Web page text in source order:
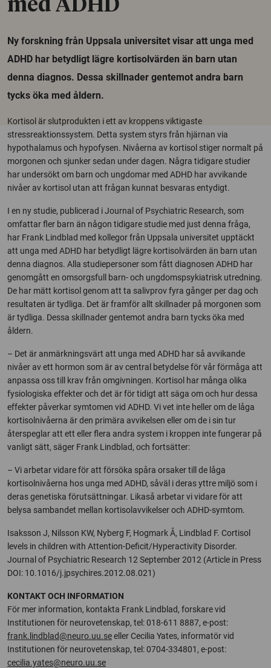
med ADHD
Ny forskning från Uppsala universitet visar att unga med
ADHD har betydligt lägre kortisolvärden än barn utan
denna diagnos. Dessa skillnader gentemot andra barn
tycks öka med åldern.
Kortisol är slutprodukten i ett av kroppens viktigaste
stressreaktionssystem. Detta system styrs från hjärnan via
hypothalamus och hypofysen. Nivåerna av kortisol stiger normalt på
morgonen och sjunker sedan under dagen. Några tidigare studier
har undersökt om barn och ungdomar med ADHD har avvikande
nivåer av kortisol utan att frågan kunnat besvaras entydigt.
I en ny studie, publicerad i Journal of Psychiatric Research, som
omfattar fler barn än någon tidigare studie med just denna fråga,
har Frank Lindblad med kollegor från Uppsala universitet upptäckt
att unga med ADHD har betydligt lägre kortisolvärden än barn utan
denna diagnos. Alla studiepersoner som fått diagnosen ADHD har
genomgått en omsorgsfull barn- och ungdomspsykiatrisk utredning.
De har mätt kortisol genom att ta salivprov fyra gånger per dag och
resultaten är tydliga. Det är framför allt skillnader på morgonen som
är tydliga. Dessa skillnader gentemot andra barn tycks öka med
åldern.
– Det är anmärkningsvärt att unga med ADHD har så avvikande
nivåer av ett hormon som är av central betydelse för vår förmåga att
anpassa oss till krav från omgivningen. Kortisol har många olika
fysiologiska effekter och det är för tidigt att säga om och hur dessa
effekter påverkar symtomen vid ADHD. Vi vet inte heller om de låga
kortisolnivåerna är den primära avvikelsen eller om de i sin tur
återspeglar att ett eller flera andra system i kroppen inte fungerar på
vanligt sätt, säger Frank Lindblad, och fortsätter:
– Vi arbetar vidare för att försöka spåra orsaker till de låga
kortisolnivåerna hos unga med ADHD, såväl i deras yttre miljö som i
deras genetiska förutsättningar. Likaså arbetar vi vidare för att
belysa sambandet mellan kortisolavvikelser och ADHD-symtom.
Isaksson J, Nilsson KW, Nyberg F, Hogmark Å, Lindblad F. Cortisol
levels in children with Attention-Deficit/Hyperactivity Disorder.
Journal of Psychiatric Research 12 September 2012 (Article in Press
DOI: 10.1016/j.jpsychires.2012.08.021)
KONTAKT OCH INFORMATION
För mer information, kontakta Frank Lindblad, forskare vid
Institutionen för neurovetenskap, tel: 018-611 8887, e-post:
frank.lindblad@neuro.uu.seeller Cecilia Yates, informatör vid
Institutionen för neurovetenskap, tel: 0704-334801, e-post:
cecilia.yates@neuro.uu.se